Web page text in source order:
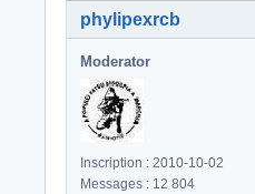
phylipexrcb
Moderator
Inscription : 2010-10-02
Messages : 12 804